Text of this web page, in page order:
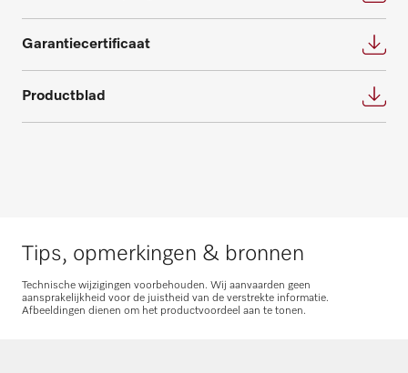
Garantiecertificaat
Productblad
Tips, opmerkingen & bronnen
Technische wijzigingen voorbehouden. Wij aanvaarden geen
aansprakelijkheid voor de juistheid van de verstrekte informatie.
Afbeeldingen dienen om het productvoordeel aan te tonen.